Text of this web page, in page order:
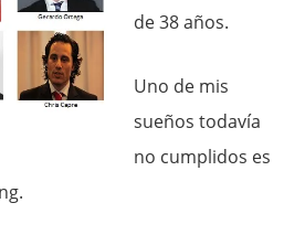
de 38 años.
Uno de mis
sueños todavía
no cumplidos es